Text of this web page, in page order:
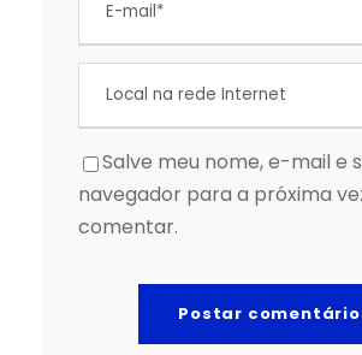
Salve meu nome, e-mail e
navegador para a próxima
comentar.